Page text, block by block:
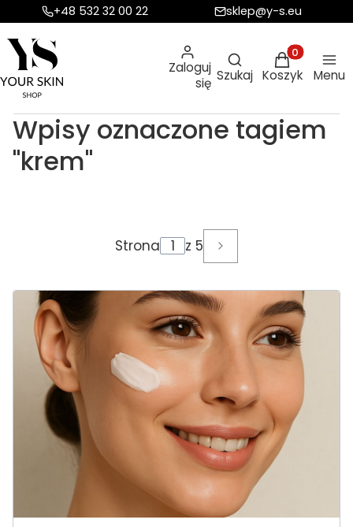
+48 532 32 00 22 sklep@y-s.eu
Zaloguj
się
Otwórz
Szukaj
Produkty w
Koszyk Menu
Wpisy oznaczone tagiem
"krem"
Strona z 5 Następne wpisy